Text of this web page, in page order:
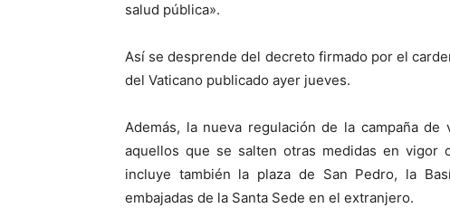
salud pública».
Así se desprende del decreto firmado por el
del Vaticano publicado ayer jueves.
Además, la nueva regulación de la campaña
aquellos que se salten otras medidas en vigor
incluye también la plaza de San Pedro, la
embajadas de la Santa Sede en el extranjero.